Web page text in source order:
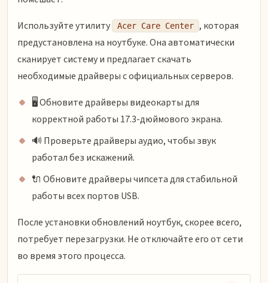
Используйте утилиту
Acer Care Center
, которая
предустановлена на ноутбуке. Она автоматически
сканирует систему и предлагает скачать
необходимые драйверы с официальных серверов.
🖥️ Обновите драйверы видеокарты для
корректной работы 17.3-дюймового экрана.
🔊 Проверьте драйверы аудио, чтобы звук
работал без искажений.
🔌 Обновите драйверы чипсета для стабильной
работы всех портов USB.
После установки обновлений ноутбук, скорее всего,
потребует перезагрузки. Не отключайте его от сети
во время этого процесса.